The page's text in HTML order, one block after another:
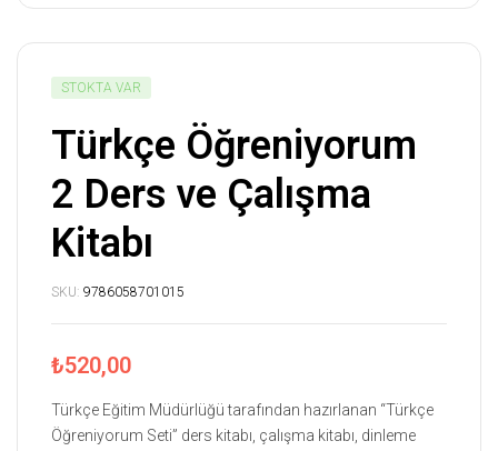
STOKTA VAR
Türkçe Öğreniyorum
2 Ders ve Çalışma
Kitabı
SKU: 9786058701015
₺520,00
Türkçe Eğitim Müdürlüğü tarafından hazırlanan “Türkçe
Öğreniyorum Seti” ders kitabı, çalışma kitabı, dinleme